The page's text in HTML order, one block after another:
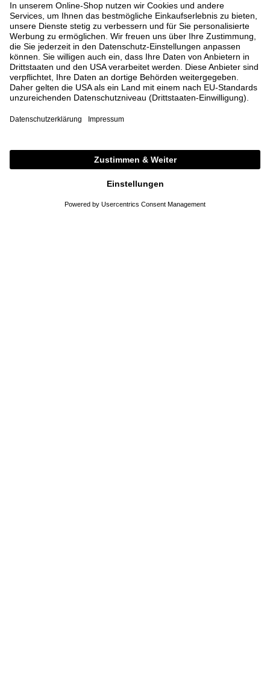
BACK IN STOCK
KHAITE
Lederjacke 'Cordelia' Schwarz
3.340,00 €
32 3436
DETAILS
LOEWE
Schultertasche 'Bilbao Large' Schwarz
3.200,00 €
ONE SIZE